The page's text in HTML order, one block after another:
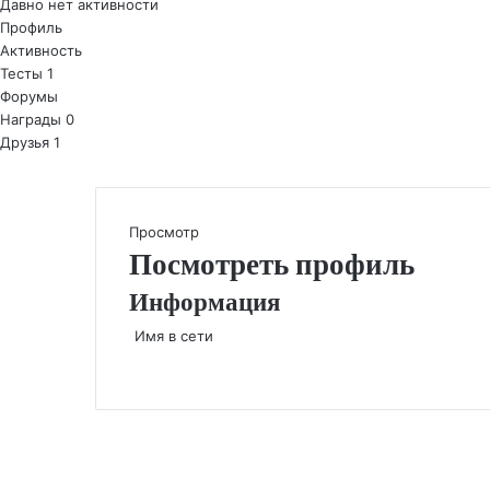
Давно нет активности
Профиль
Активность
Тесты 1
Форумы
Награды 0
Друзья 1
Просмотр
Посмотреть профиль
Информация
Имя в сети